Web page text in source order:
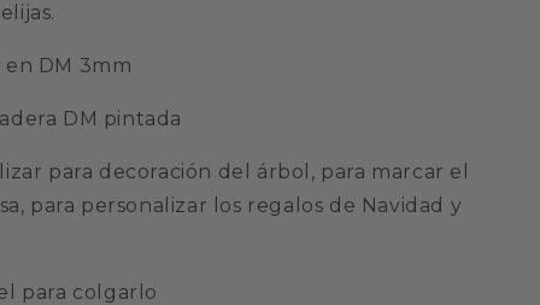
en DM 3mm
DM pintada
para decoración del árbol, para marcar el
para personalizar los regalos de Navidad y
para colgarlo